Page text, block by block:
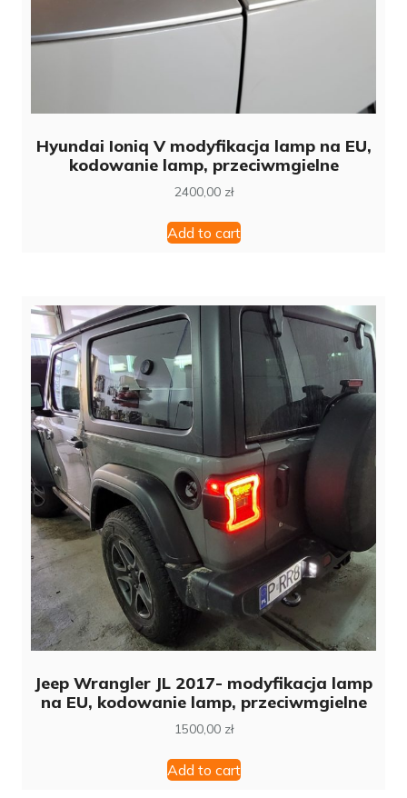
Hyundai Ioniq V modyfikacja lamp na EU,
kodowanie lamp, przeciwmgielne
2400,00 zł
Add to cart
Jeep Wrangler JL 2017- modyfikacja lamp
na EU, kodowanie lamp, przeciwmgielne
1500,00 zł
Add to cart